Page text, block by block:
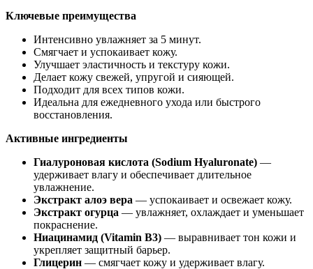
Ключевые преимущества
Интенсивно увлажняет за 5 минут.
Смягчает и успокаивает кожу.
Улучшает эластичность и текстуру кожи.
Делает кожу свежей, упругой и сияющей.
Подходит для всех типов кожи.
Идеальна для ежедневного ухода или быстрого
восстановления.
Активные ингредиенты
Гиалуроновая кислота (Sodium Hyaluronate) —
удерживает влагу и обеспечивает длительное
увлажнение.
Экстракт алоэ вера — успокаивает и освежает кожу.
Экстракт огурца — увлажняет, охлаждает и уменьшает
покраснение.
Ниацинамид (Vitamin B3) — выравнивает тон кожи и
укрепляет защитный барьер.
Глицерин — смягчает кожу и удерживает влагу.